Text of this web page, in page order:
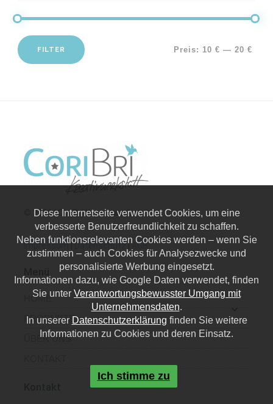
FILTER Preis: 10 € — 20 €
© 2026 | CoriBri Kreativwerkstatt
Impressum|Datenschutz|AGB
HOME
PRODUKTE
ÜBER UNS
Diese Internetseite verwendet Cookies, um eine
verbesserte Benutzerfreundlichkeit zu schaffen.
Neben funktionsrelevanten Cookies werden – wenn Sie
zustimmen – auch Cookies für Analysezwecke und
personalisierte Werbung eingesetzt.
Informationen dazu, wie Google Daten verwendet, finden
Sie unter Verantwortungsbewusster Umgang mit
Unternehmensdaten.
In unserer Datenschutzerklärung finden Sie weitere
Informationen zu Cookies und deren Einsatz.
Ich stimme zu